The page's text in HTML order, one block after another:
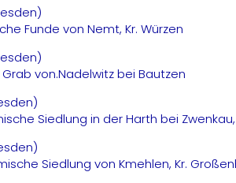
Funde von Nemt, Kr. Würzen
von.Nadelwitz bei Bautzen
Siedlung in der Harth bei Zwenkau,
Siedlung von Kmehlen, Kr.